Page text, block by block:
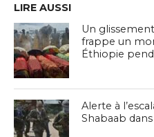
LIRE AUSSI
Un
frappe un
Éthiopie
Alerte à
Shabaab